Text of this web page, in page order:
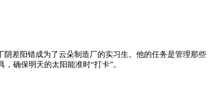
差阳错成为了云朵制造厂的实习生。他的任务是管理那些
确保明天的太阳能准时“打卡”。